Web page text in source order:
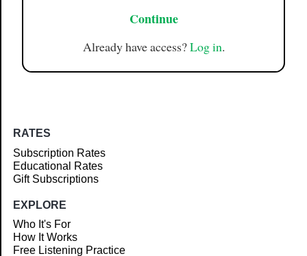
Continue
Already have access?Log in.
RATES
Subscription Rates
Educational Rates
Gift Subscriptions
EXPLORE
Who It's For
How It Works
Free Listening Practice